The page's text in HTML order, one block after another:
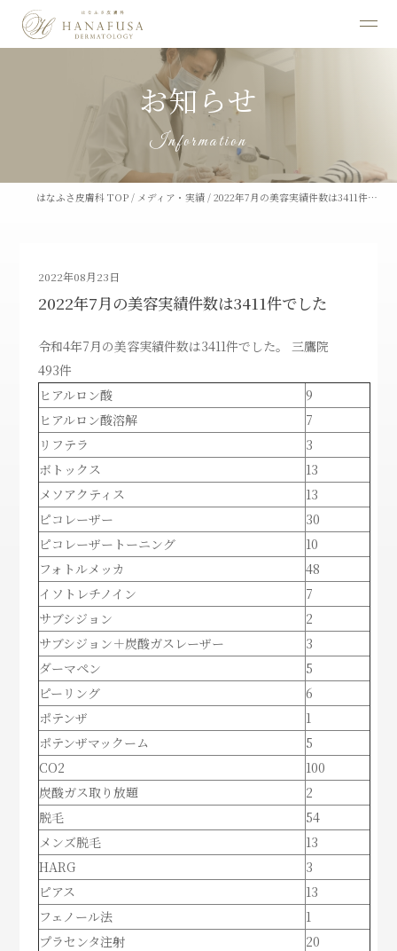
お知らせ
Information
はなふさ皮膚科 TOP / メディア・実績 /2022年7月の美容実績件数は3411件…
2022年08月23日
2022年7月の美容実績件数は3411件でした
令和4年7月の美容実績件数は3411件でした。 三鷹院
493件
ヒアルロン酸
9
ヒアルロン酸溶解
7
リフテラ
3
ボトックス
13
メソアクティス
13
ピコレーザー
30
ピコレーザートーニング
10
フォトルメッカ
48
イソトレチノイン
7
サブシジョン
2
サブシジョン＋炭酸ガスレーザー
3
ダーマペン
5
ピーリング
6
ポテンザ
1
ポテンザマックーム
5
CO2
100
炭酸ガス取り放題
2
脱毛
54
メンズ脱毛
13
HARG
3
ピアス
13
フェノール法
1
プラセンタ注射
20